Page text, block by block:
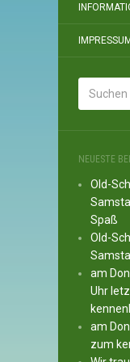
IMPRESSUM
NEUESTE
Old-
Spaß
Old-
am
Uhr
am
zum